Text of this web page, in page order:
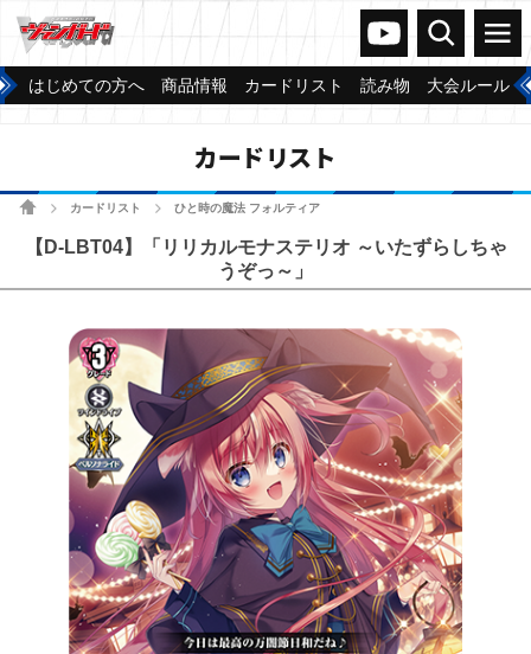
ヴァンガードch
検索 メニュー
はじめての方へ 商品情報 カードリスト 読み物 大会ルール
カードリスト
ホームカードリスト ひと時の魔法 フォルティア
【D-LBT04】「リリカルモナステリオ ～いたずらしちゃ
うぞっ～」